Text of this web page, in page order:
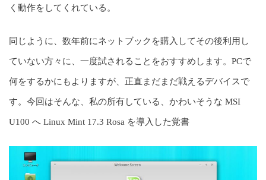
く動作をしてくれている。
同じように、数年前にネットブックを購入してその後利用し
ていない方々に、一度試されることをおすすめします。PCで
何をするかにもよりますが、正直まだまだ戦えるデバイスで
す。今回はそんな、私の所有している、かわいそうな MSI
U100 へ Linux Mint 17.3 Rosa を導入した覚書